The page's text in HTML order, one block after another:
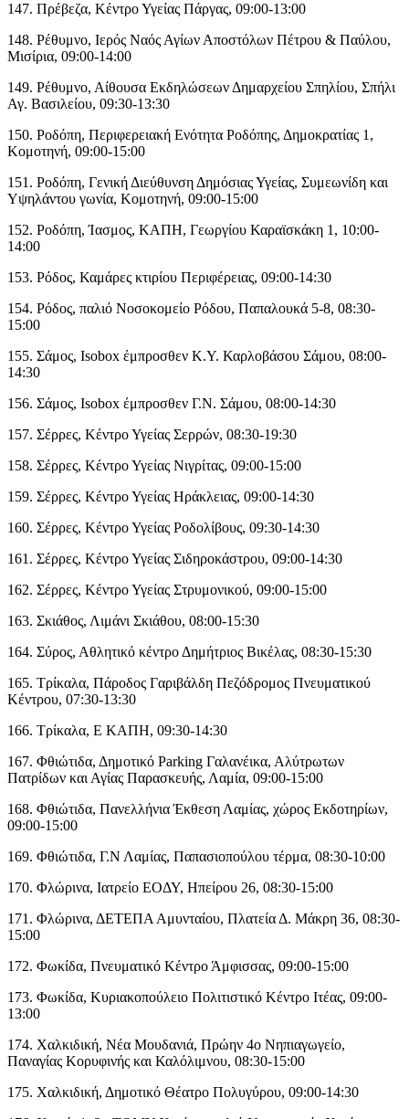
147. Πρέβεζα, Κέντρο Υγείας Πάργας, 09:00-13:00
148. Ρέθυμνο, Ιερός Ναός Αγίων Αποστόλων Πέτρου & Παύλου,
Μισίρια, 09:00-14:00
149. Ρέθυμνο, Αίθουσα Εκδηλώσεων Δημαρχείου Σπηλίου, Σπήλι
Αγ. Βασιλείου, 09:30-13:30
150. Ροδόπη, Περιφερειακή Ενότητα Ροδόπης, Δημοκρατίας 1,
Κομοτηνή, 09:00-15:00
151. Ροδόπη, Γενική Διεύθυνση Δημόσιας Υγείας, Συμεωνίδη και
Υψηλάντου γωνία, Κομοτηνή, 09:00-15:00
152. Ροδόπη, Ίασμος, ΚΑΠΗ, Γεωργίου Καραϊσκάκη 1, 10:00-
14:00
153. Ρόδος, Καμάρες κτιρίου Περιφέρειας, 09:00-14:30
154. Ρόδος, παλιό Νοσοκομείο Ρόδου, Παπαλουκά 5-8, 08:30-
15:00
155. Σάμος, Isobox έμπροσθεν Κ.Υ. Καρλοβάσου Σάμου, 08:00-
14:30
156. Σάμος, Isobox έμπροσθεν Γ.Ν. Σάμου, 08:00-14:30
157. Σέρρες, Κέντρο Υγείας Σερρών, 08:30-19:30
158. Σέρρες, Κέντρο Υγείας Νιγρίτας, 09:00-15:00
159. Σέρρες, Κέντρο Υγείας Ηράκλειας, 09:00-14:30
160. Σέρρες, Κέντρο Υγείας Ροδολίβους, 09:30-14:30
161. Σέρρες, Κέντρο Υγείας Σιδηροκάστρου, 09:00-14:30
162. Σέρρες, Κέντρο Υγείας Στρυμονικού, 09:00-15:00
163. Σκιάθος, Λιμάνι Σκιάθου, 08:00-15:30
164. Σύρος, Αθλητικό κέντρο Δημήτριος Βικέλας, 08:30-15:30
165. Τρίκαλα, Πάροδος Γαριβάλδη Πεζόδρομος Πνευματικού
Κέντρου, 07:30-13:30
166. Τρίκαλα, Ε ΚΑΠΗ, 09:30-14:30
167. Φθιώτιδα, Δημοτικό Parking Γαλανέικα, Αλύτρωτων
Πατρίδων και Αγίας Παρασκευής, Λαμία, 09:00-15:00
168. Φθιώτιδα, Πανελλήνια Έκθεση Λαμίας, χώρος Εκδοτηρίων,
09:00-15:00
169. Φθιώτιδα, Γ.Ν Λαμίας, Παπασιοπούλου τέρμα, 08:30-10:00
170. Φλώρινα, Ιατρείο ΕΟΔΥ, Ηπείρου 26, 08:30-15:00
171. Φλώρινα, ΔΕΤΕΠΑ Αμυνταίου, Πλατεία Δ. Μάκρη 36, 08:30-
15:00
172. Φωκίδα, Πνευματικό Κέντρο Άμφισσας, 09:00-15:00
173. Φωκίδα, Κυριακοπούλειο Πολιτιστικό Κέντρο Ιτέας, 09:00-
13:00
174. Χαλκιδική, Νέα Μουδανιά, Πρώην 4ο Νηπιαγωγείο,
Παναγίας Κορυφινής και Καλόλιμνου, 08:30-15:00
175. Χαλκιδική, Δημοτικό Θέατρο Πολυγύρου, 09:00-14:30